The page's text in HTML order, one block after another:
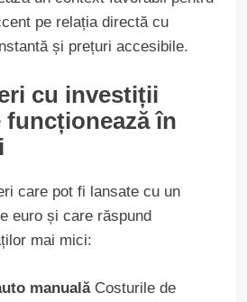
pe relația directă cu
și prețuri accesibile.
cu investiții
funcționează în
care pot fi lansate cu un
euro și care răspund
mai mici:
manualăCosturile de